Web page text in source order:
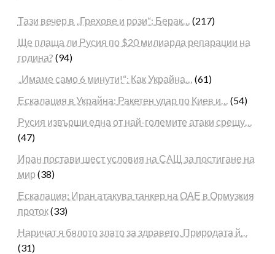
Тази вечер в „Грехове и рози“: Берак… (217)
Ще плаща ли Русия по $20 милиарда репарации на
година? (94)
„Имаме само 6 минути!“: Как Украйна… (61)
Ескалация в Украйна: Ракетен удар по Киев и… (54)
Русия извърши една от най-големите атаки срещу…
(47)
Иран постави шест условия на САЩ за постигане на
мир (38)
Ескалация: Иран атакува танкер на ОАЕ в Ормузкия
проток(33)
Наричат я бялото злато за здравето. Природата й…
(31)